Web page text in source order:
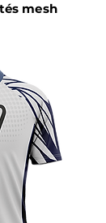
mesh